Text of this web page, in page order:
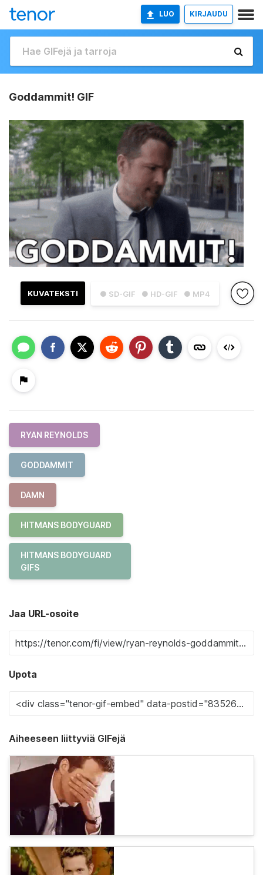
LUO KIRJAUDU
Goddammit! GIF
● SD-GIF ● HD-GIF ● MP4
KUVATEKSTI
RYAN REYNOLDS
GODDAMMIT
DAMN
HITMANS BODYGUARD
HITMANS BODYGUARD
GIFS
Jaa URL-osoite
Upota
Aiheeseen liittyviä GIFejä